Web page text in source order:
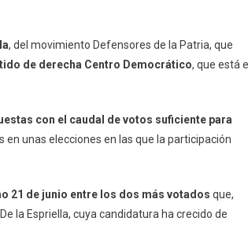
, del movimiento Defensores de la Patria, que
de derecha Centro Democrático, que está
con el caudal de votos suficiente para
unas elecciones en las que la participación
21 de junio entre los dos más votados que,
la Espriella, cuya candidatura ha crecido de